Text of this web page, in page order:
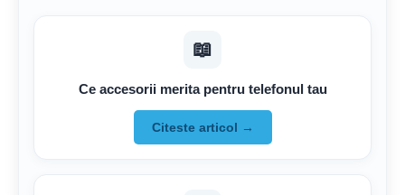
📖
Ce accesorii merita pentru telefonul tau
Citeste articol →